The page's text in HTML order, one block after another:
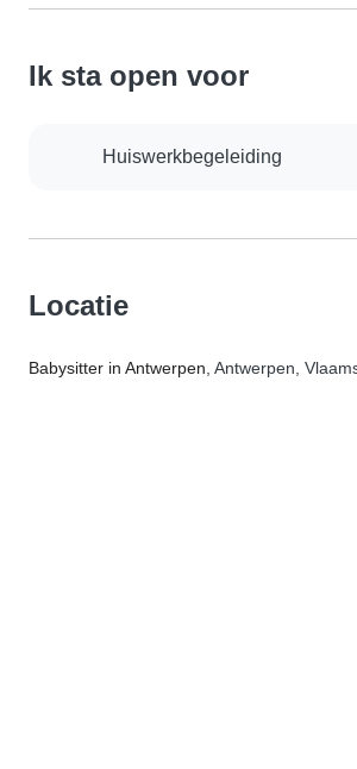
Ik sta open voor
Huiswerkbegeleiding
Locatie
Babysitter in Antwerpen, Antwerpen,